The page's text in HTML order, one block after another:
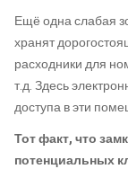
Ещё одна слабая
хранят
расходники для
т.д. Здесь
доступа в эти
Тот факт, что
потенциальных